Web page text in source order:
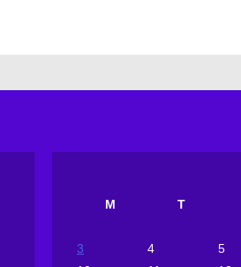
M T
3 4
5